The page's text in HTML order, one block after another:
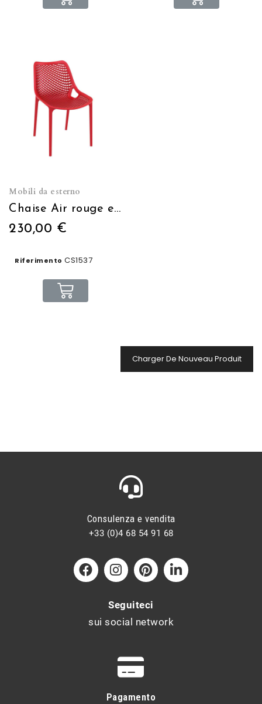
Mobili da esterno
Chaise Air rouge empilable
230,00 €
Riferimento CS1537
Charger De Nouveau Produit
Consulenza e vendita
+33 (0)4 68 54 91 68
Seguiteci
sui social network
Pagamento